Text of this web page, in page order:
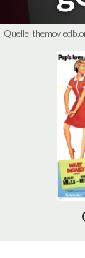
Quelle: